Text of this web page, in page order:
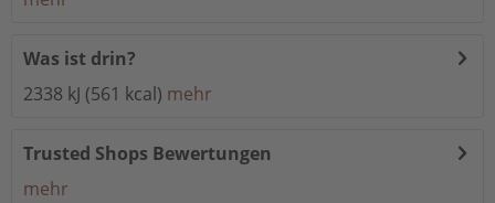
Was ist drin?
2338 kJ (561 kcal) mehr
Trusted Shops Bewertungen
mehr